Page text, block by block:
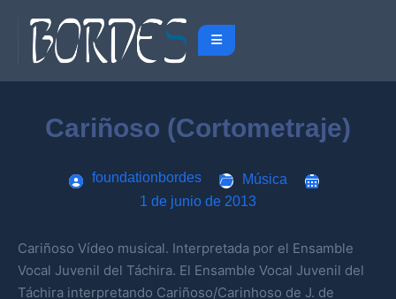
Cariñoso (Cortometraje)
foundationbordes
Música
1 de junio de 2013
Cariñoso Vídeo musical. Interpretada por el Ensamble
Vocal Juvenil del Táchira. El Ensamble Vocal Juvenil del
Táchira interpretando Cariñoso/Carinhoso de J. de